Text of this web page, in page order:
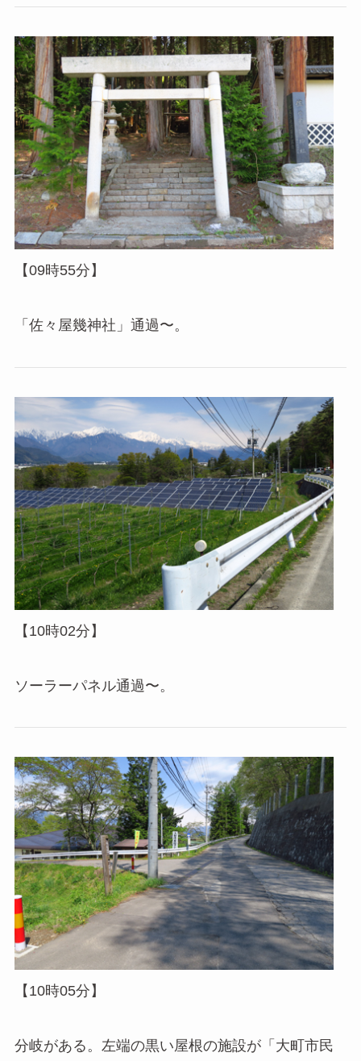
【09時55分】
「佐々屋幾神社」通過〜。
【10時02分】
ソーラーパネル通過〜。
【10時05分】
分岐がある。左端の黒い屋根の施設が「大町市民